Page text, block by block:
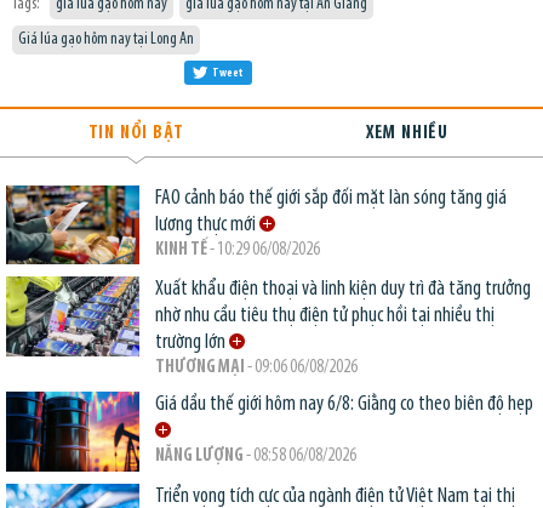
Tags: giá lúa gạo hôm nay
giá lúa gạo hôm nay tại An Giang
Giá lúa gạo hôm nay tại Long An
Tweet
TIN NỔI BẬT XEM NHIỀU
FAO cảnh báo thế giới sắp đối mặt làn sóng tăng giá
lương thực mới
KINH TẾ- 10:29 06/08/2026
Xuất khẩu điện thoại và linh kiện duy trì đà tăng trưởng
nhờ nhu cầu tiêu thụ điện tử phục hồi tại nhiều thị
trường lớn
THƯƠNG MẠI - 09:06 06/08/2026
Giá dầu thế giới hôm nay 6/8: Giằng co theo biên độ hẹp
NĂNG LƯỢNG - 08:58 06/08/2026
Triển vọng tích cực của ngành điện tử Việt Nam tại thị